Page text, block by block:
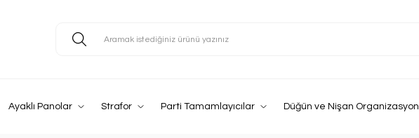
Ayaklı Panolar Strafor Parti Tamamlayıcılar Düğün ve Nişan Organizasyon